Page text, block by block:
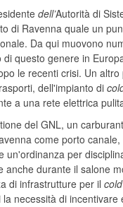
dell’Autorità di
di Ravenna quale un
Da qui muovono
di questo genere in
le recenti crisi. Un
dell'impianto di
a una rete elettrica
del GNL, un
come porto
per
durante il salone
di infrastrutture per il
necessità di